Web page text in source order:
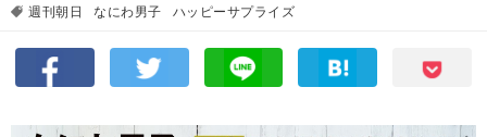
週刊朝日
なにわ男子 ハッピーサプライズ